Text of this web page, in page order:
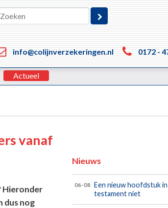
info@colijnverzekeringen.nl 0172 -
Actueel
vanaf
Hieronder
dus nog
Nieuws
06-08
Een nieuw hoofdstuk
testament niet